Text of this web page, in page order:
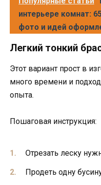
интерьере комнат:
фото и идей
Легкий тонкий
Этот вариант прост в
много времени и
опыта.
Пошаговая инструкция:
Отрезать леску
Продеть одну